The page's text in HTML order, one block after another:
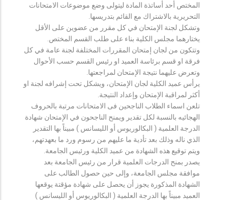
المختص أحد أساتذة المادة ليتولى وضع موضوعات الامتحانات
التحريرية بالاشتراك مع القائم بتدريسها.
وتشكل لجنة الإمتحان في كل مقرر من عضوين على الأقل
يختارهما مجلس الكلية بناء على طلب القسم المختص.
وتتكون من لجان إمتحان المقررات المختلفة لجنة عامة في كل
فرقة او قسم برئاسة العميد او رئيس القسم حسب الأحوال
وتعرض عليهما نتيجة الإمتحان لمراجعتها.
يرأس عميد الكلية لجان الإمتحان، ويشكل تحت إشرافه لجنة او
أكثر لمراقبة الإمتحان وإعداد النتيجة.
تلعن اسماء الطلاب الناجحين فى الامتحانات مرتبة بالحروف
الهجائيه بالنسبة لكل تقدير ويمنح الناجحون في الإمتحان شهادة
الدرجة العلمية ( البكالوريوس أو الليسانس ) مبيناً بها التقدير
الذي ناله وذلك بعد تأدية ما عليهم من رسوم ورد ما بعهدتهم،
ويتم توقيع هذه الشهادة من عميد الكلية ورئيس الجامعة.
يصدر بمنح الدرجات العلمية قرار من رئيس الجامعة بعد
موافقة مجلس الجامعة، وإلى حين حصول الطالب على
الشهادة المذكورة يجوز أن يحصل على شهادة مؤقتة يوقعها
العميد مبيناً بها الدرجة العلمية ( البكالوريوس أو الليسانس )